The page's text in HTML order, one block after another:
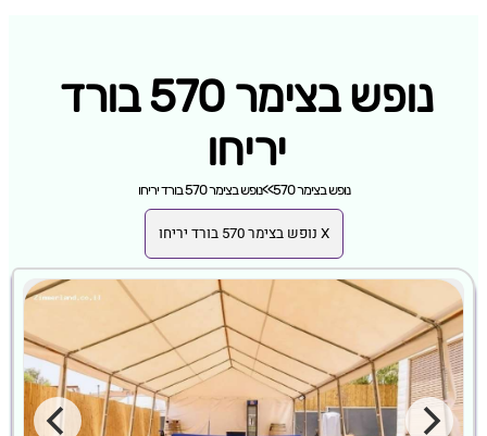
נופש בצימר 570 בורד
יריחו
נופש בצימר 570 >>נופש בצימר 570 בורד יריחו
X נופש בצימר 570 בורד יריחו